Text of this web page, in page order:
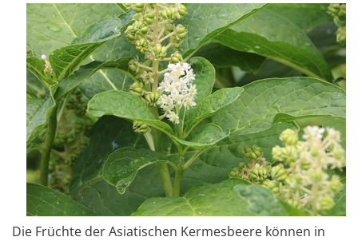
Die Früchte der Asiatischen Kermesbeere können in